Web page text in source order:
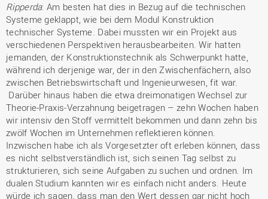
Ripperda: Am besten hat dies in Bezug auf die technischen
Systeme geklappt, wie bei dem Modul Konstruktion
technischer Systeme. Dabei mussten wir ein Projekt aus
verschiedenen Perspektiven herausbearbeiten. Wir hatten
jemanden, der Konstruktionstechnik als Schwerpunkt hatte,
während ich derjenige war, der in den Zwischenfächern, also
zwischen Betriebswirtschaft und Ingenieurwesen, fit war.
Darüber hinaus haben die etwa dreimonatigen Wechsel zur
Theorie-Praxis-Verzahnung beigetragen – zehn Wochen haben
wir intensiv den Stoff vermittelt bekommen und dann zehn bis
zwölf Wochen im Unternehmen reflektieren können.
Inzwischen habe ich als Vorgesetzter oft erleben können, dass
es nicht selbstverständlich ist, sich seinen Tag selbst zu
strukturieren, sich seine Aufgaben zu suchen und ordnen. Im
dualen Studium kannten wir es einfach nicht anders. Heute
würde ich sagen, dass man den Wert dessen gar nicht hoch